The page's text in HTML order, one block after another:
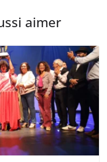
aimer